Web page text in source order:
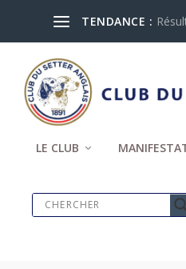
TENDANCE :
LE CLUB